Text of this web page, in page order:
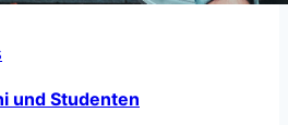
und Studenten